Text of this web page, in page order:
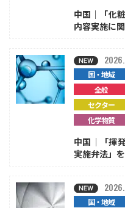
中国｜「化
内容実施に
国・地域
全般
セクター
化学物質
中国｜「揮
実施弁法」
国・地域